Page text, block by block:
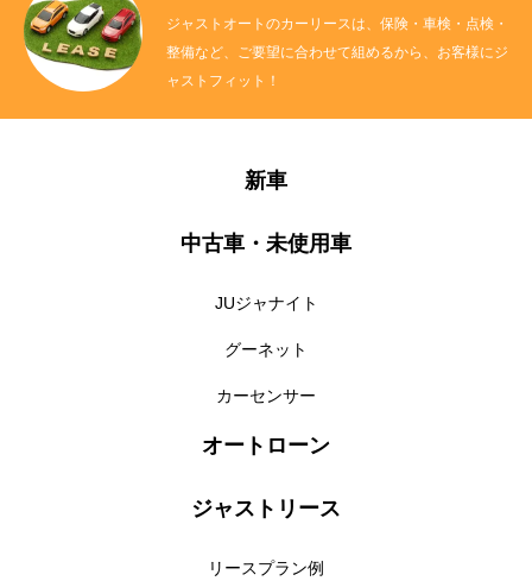
ジャストオートのカーリースは、保険・車検・点検・
整備など、ご要望に合わせて組めるから、お客様にジ
ャストフィット！
新車
中古車・未使用車
JUジャナイト
グーネット
カーセンサー
オートローン
ジャストリース
リースプラン例